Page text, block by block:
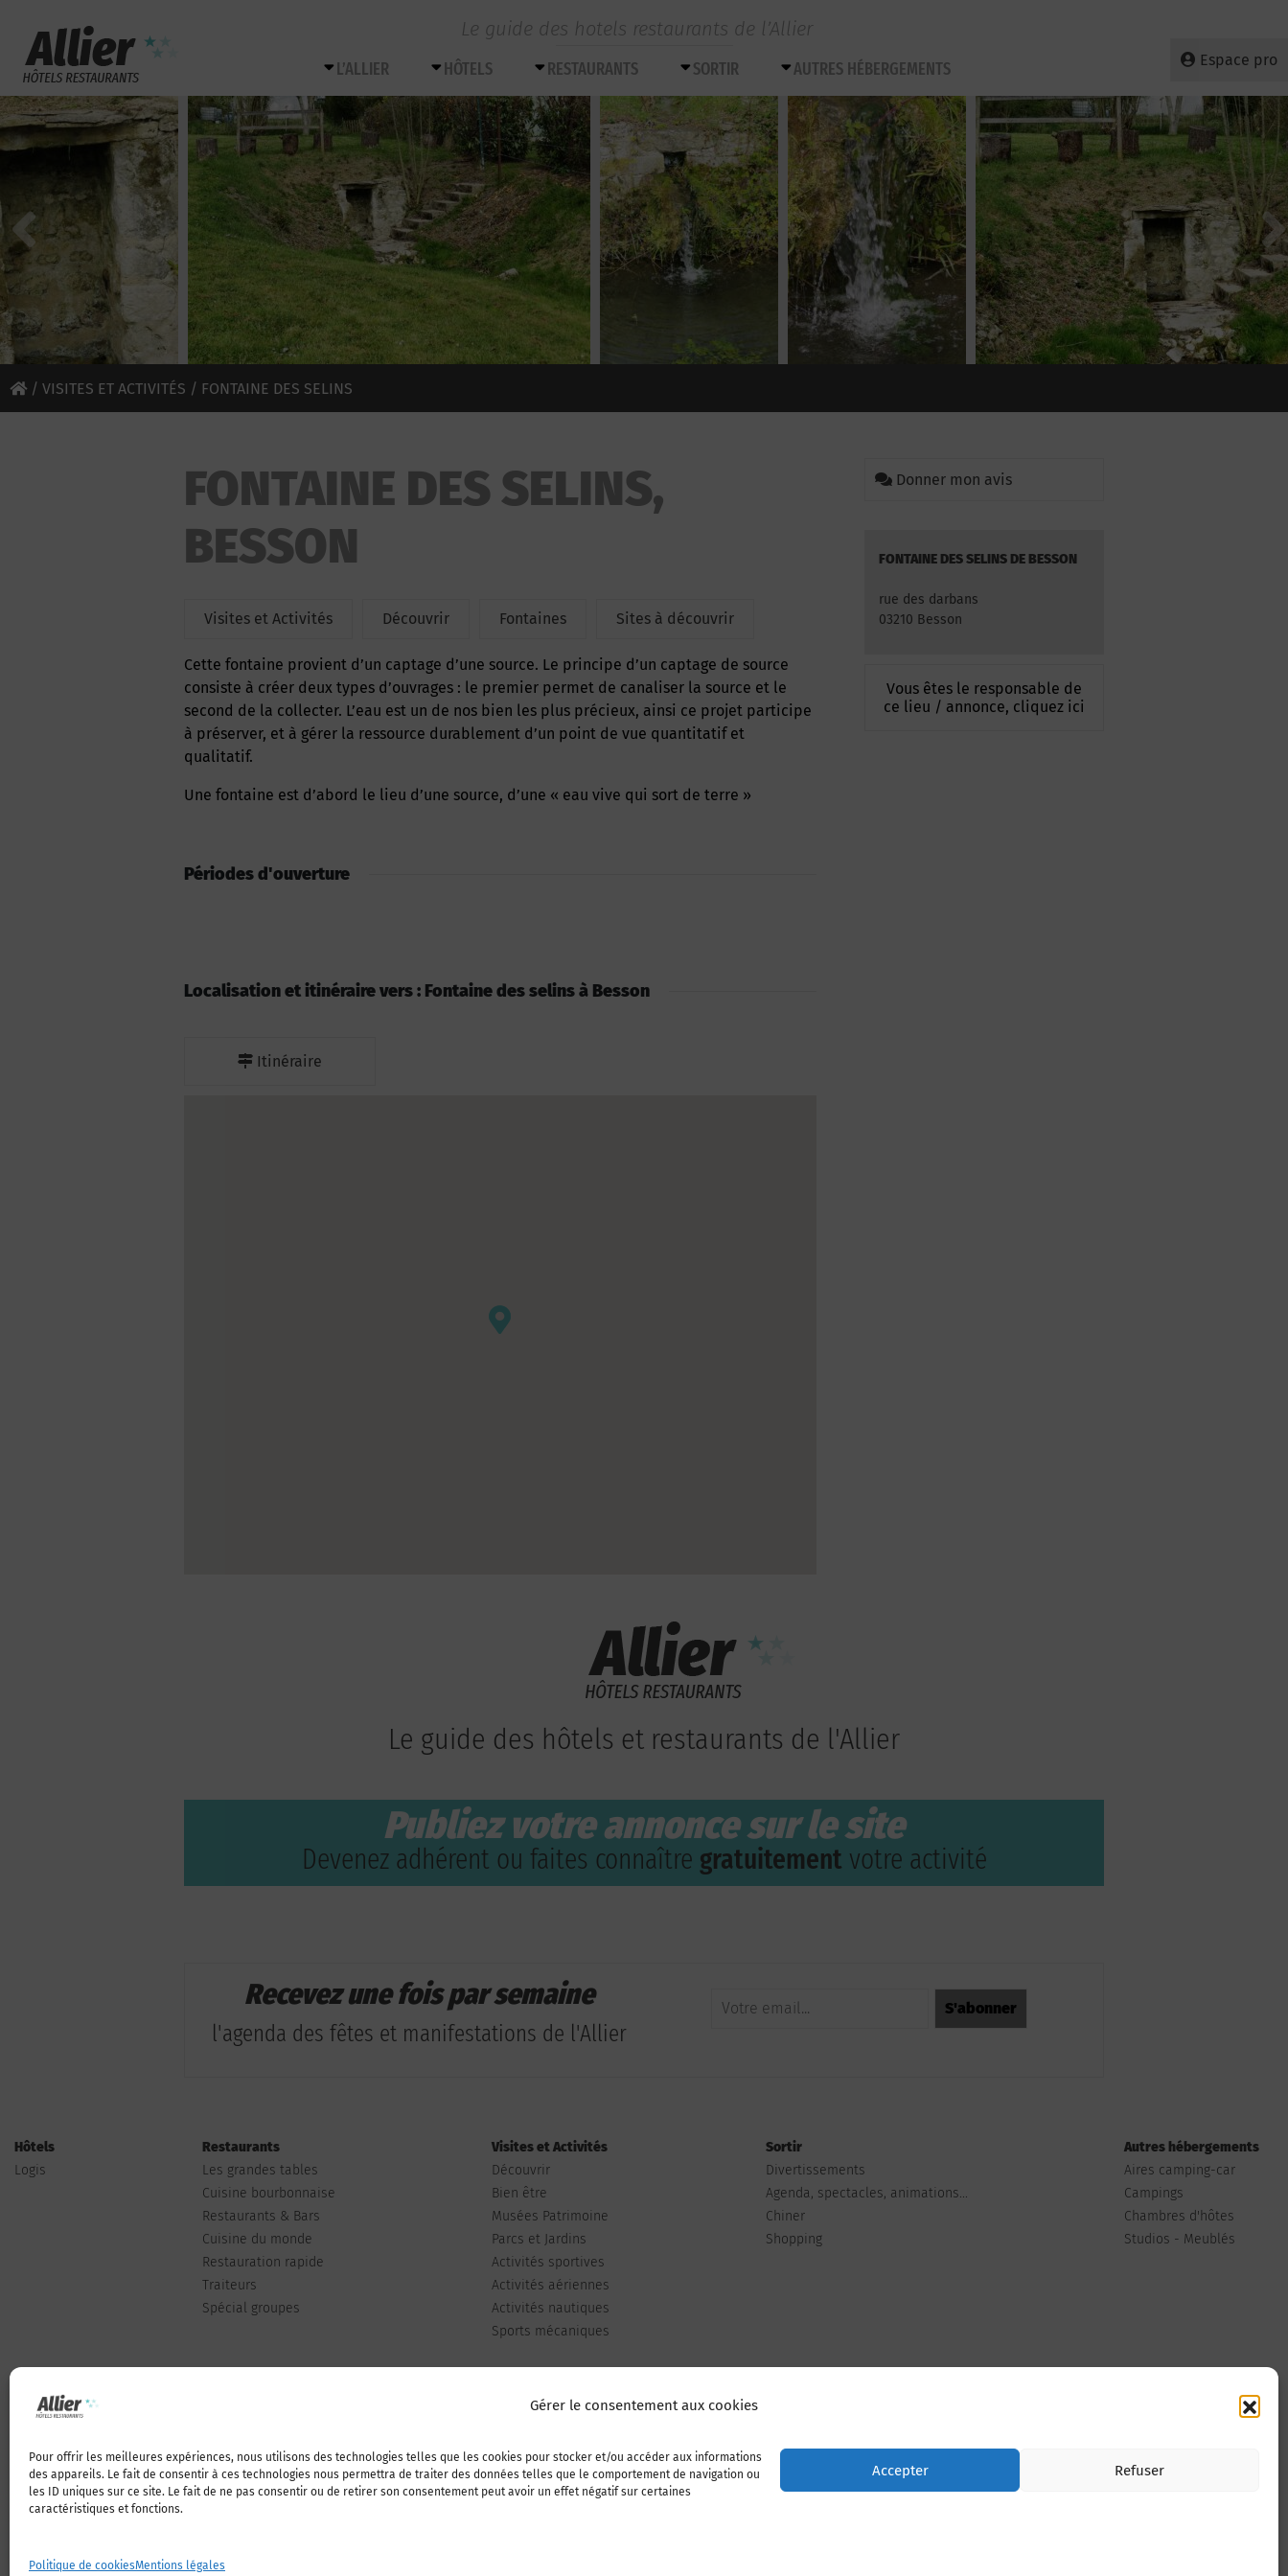
Gérer le consentement aux cookies
Pour offrir les meilleures expériences, nous utilisons des technologies telles que les cookies pour stocker et/ou accéder aux informations
des appareils. Le fait de consentir à ces technologies nous permettra de traiter des données telles que le comportement de navigation ou
les ID uniques sur ce site. Le fait de ne pas consentir ou de retirer son consentement peut avoir un effet négatif sur certaines
caractéristiques et fonctions.
Accepter Refuser
Politique de cookiesMentions légales
Le guide des hotels restaurants de l’Allier
Espace pro
L’ALLIER HÔTELS RESTAURANTS SORTIR AUTRES HÉBERGEMENTS
/ VISITES ET ACTIVITÉS / FONTAINE DES SELINS
FONTAINE DES SELINS,
BESSON
Visites et Activités Découvrir Fontaines Sites à découvrir
Cette fontaine provient d’un captage d’une source. Le principe d’un captage de source
consiste à créer deux types d’ouvrages : le premier permet de canaliser la source et le
second de la collecter. L’eau est un de nos bien les plus précieux, ainsi ce projet participe
à préserver, et à gérer la ressource durablement d’un point de vue quantitatif et
qualitatif.
Une fontaine est d’abord le lieu d’une source, d’une « eau vive qui sort de terre »
Donner mon avis
FONTAINE DES SELINS DE BESSON
rue des darbans
03210 Besson
Vous êtes le responsable de
ce lieu / annonce, cliquez ici
Périodes d'ouverture
Localisation et itinéraire vers : Fontaine des selins à Besson
Itinéraire
Le guide des hôtels et restaurants de l'Allier
Publiez votre annonce sur le site
Devenez adhérent ou faites connaître gratuitement votre activité
Recevez une fois par semaine
l'agenda des fêtes et manifestations de l'Allier
Hôtels
Logis
Restaurants
Les grandes tables
Cuisine bourbonnaise
Restaurants & Bars
Cuisine du monde
Restauration rapide
Traiteurs
Spécial groupes
Visites et Activités
Découvrir
Bien être
Musées Patrimoine
Parcs et Jardins
Activités sportives
Activités aériennes
Activités nautiques
Sports mécaniques
Sortir
Divertissements
Agenda, spectacles, animations...
Chiner
Shopping
Autres hébergements
Aires camping-car
Campings
Chambres d'hôtes
Studios - Meublés
Qui sommes-nous Publiez votre annonce Adhérer à l’association Nous contacter